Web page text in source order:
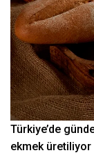
Türkiye’de
ekmek üretiliyor